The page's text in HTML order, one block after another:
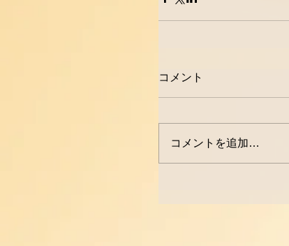
コメント
コメントを追加…